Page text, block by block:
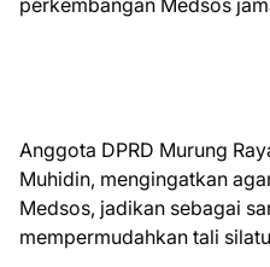
perkembangan Medsos
Anggota DPRD Murung
Muhidin, mengingatkan
Medsos, jadikan sebagai
mempermudahkan tali